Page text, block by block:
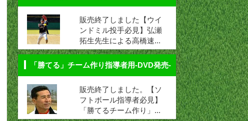
販売終了しました【ウイ
ンドミル投手必見】弘瀬
拓生先生による高橋速...
「勝てる」チーム作り指導者用-DVD発売-
販売終了しました。【ソ
フトボール指導者必見】
「勝てるチーム作り」...